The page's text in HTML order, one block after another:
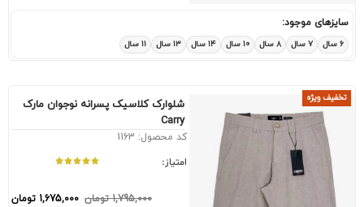
سایزهای موجود:
۶ سال ۷ سال ۸ سال ۱۰ سال ۱۴ سال ۱۳ سال ۱۱ سال
شلوارک کلاسیک پسرانه نوجوان مارک
Carry
کد محصول: 1163
امتیاز:
1,795,000 تومان 1,675,000 تومان
تخفیف ویژه